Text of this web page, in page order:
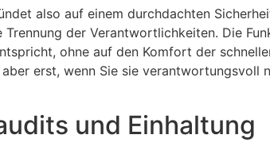
also auf einem durchdachten
der Verantwortlichkeiten. Die
ohne auf den Komfort der
erst, wenn Sie sie verantwortungsvoll
und Einhaltung